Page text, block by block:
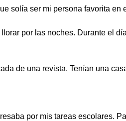
solía ser mi persona favorita en
por las noches. Durante el
de una revista. Tenían una
por mis tareas escolares.